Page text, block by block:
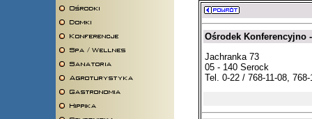
Ośrodek Konferencyjno
Jachranka 73
05 - 140 Serock
Tel. 0-22 / 768-11-08, 768-